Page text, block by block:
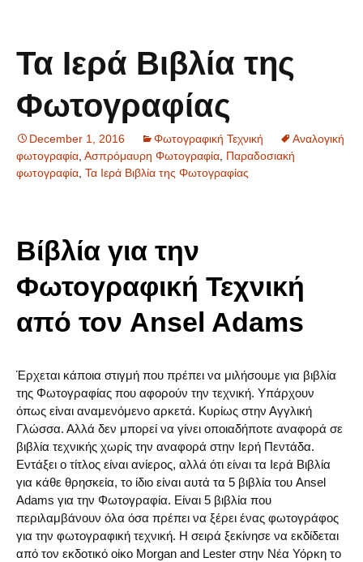
Τα Ιερά Βιβλία της
Φωτογραφίας
December 1, 2016 Φωτογραφική Τεχνική
Αναλογική
φωτογραφία Ασπρόμαυρη Φωτογραφία Παραδοσιακή
φωτογραφία Τα Ιερά Βιβλία της Φωτογραφίας
Βίβλία για την
Φωτογραφική Τεχνική
από τον Ansel Adams
Έρχεται κάποια στιγμή που πρέπει να μιλήσουμε για βιβλία
της Φωτογραφίας που αφορούν την τεχνική. Υπάρχουν
όπως είναι αναμενόμενο αρκετά. Κυρίως στην Αγγλική
Γλώσσα. Αλλά δεν μπορεί να γίνει οποιαδήποτε αναφορά σε
βιβλία τεχνικής χωρίς την αναφορά στην Ιερή Πεντάδα.
Εντάξει ο τίτλος είναι ανίερος, αλλά ότι είναι τα Ιερά Βιβλία
για κάθε θρησκεία, το ίδιο είναι αυτά τα 5 βιβλία του Ansel
Adams για την Φωτογραφία. Είναι 5 βιβλία που
περιλαμβάνουν όλα όσα πρέπει να ξέρει ένας φωτογράφος
για την φωτογραφική τεχνική. Η σειρά ξεκίνησε να εκδίδεται
από τον εκδοτικό οίκο Morgan and Lester στην Νέα Υόρκη το